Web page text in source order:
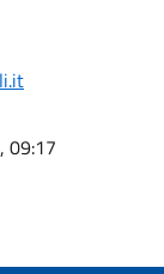
09:17